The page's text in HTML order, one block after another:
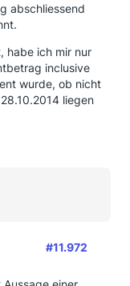
abschliessend
habe ich mir nur
inclusive
wurde, ob nicht
liegen
#11.972